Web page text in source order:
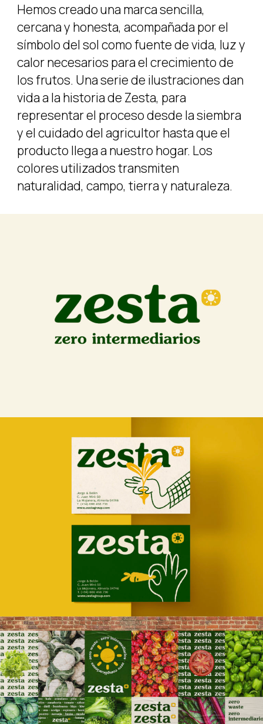
Hemos creado una marca sencilla,
cercana y honesta, acompañada por el
símbolo del sol como fuente de vida, luz y
calor necesarios para el crecimiento de
los frutos. Una serie de ilustraciones dan
vida a la historia de Zesta, para
representar el proceso desde la siembra
y el cuidado del agricultor hasta que el
producto llega a nuestro hogar. Los
colores utilizados transmiten
naturalidad, campo, tierra y naturaleza.